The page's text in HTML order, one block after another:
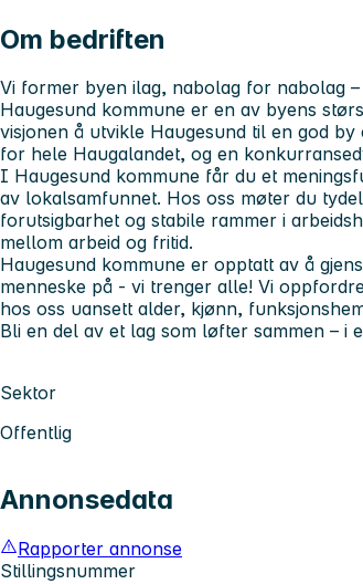
Om bedriften
Vi former byen ilag, nabolag for nabolag
Haugesund kommune er en av byens
visjonen å utvikle Haugesund til en god
for hele Haugalandet, og en
I Haugesund kommune får du et
av lokalsamfunnet. Hos oss møter du
forutsigbarhet og stabile rammer i
mellom arbeid og fritid.
Haugesund kommune er opptatt av å
menneske på - vi trenger alle! Vi
hos oss uansett alder, kjønn,
Bli en del av et lag som løfter sammen – i
Sektor
Offentlig
Annonsedata
Rapporter annonse
Stillingsnummer